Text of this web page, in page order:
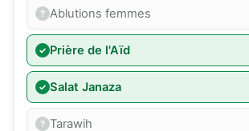
Ablutions femmes
Prière de l'Aïd
Salat Janaza
Tarawih